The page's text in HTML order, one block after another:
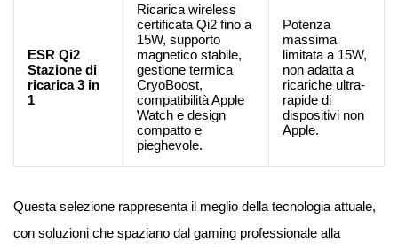
ESR Qi2
Stazione di
ricarica 3 in
1
Ricarica wireless
certificata Qi2 fino a
15W, supporto
magnetico stabile,
gestione termica
CryoBoost,
compatibilità Apple
Watch e design
compatto e
pieghevole.
Potenza
massima
limitata a 15W,
non adatta a
ricariche ultra-
rapide di
dispositivi non
Apple.
Questa selezione rappresenta il meglio della tecnologia attuale,
con soluzioni che spaziano dal gaming professionale alla